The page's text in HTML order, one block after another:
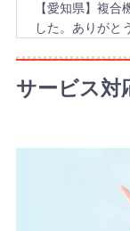
【愛知県】複
した。ありがと
2026年8月7日
【愛知県】コピ
ました。ありが
【神奈川県】複
した。ありがと
2026年8月7日
【愛媛県】複合
サービス対